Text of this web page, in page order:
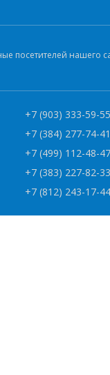
нашего
+7 (903) 333-59-55
+7 (384) 277-74-41
+7 (499) 112-48-47
+7 (383) 227-82-33
+7 (812) 243-17-44